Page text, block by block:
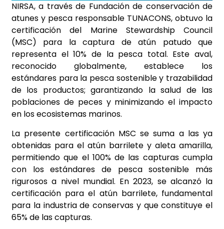
NIRSA, a través de Fundación de conservación de
atunes y pesca responsable TUNACONS, obtuvo la
certificación del Marine Stewardship Council
(MSC) para la captura de atún patudo que
representa el 10% de la pesca total. Este aval,
reconocido globalmente, establece los
estándares para la pesca sostenible y trazabilidad
de los productos; garantizando la salud de las
poblaciones de peces y minimizando el impacto
en los ecosistemas marinos.
La presente certificación MSC se suma a las ya
obtenidas para el atún barrilete y aleta amarilla,
permitiendo que el 100% de las capturas cumpla
con los estándares de pesca sostenible más
rigurosos a nivel mundial. En 2023, se alcanzó la
certificación para el atún barrilete, fundamental
para la industria de conservas y que constituye el
65% de las capturas.